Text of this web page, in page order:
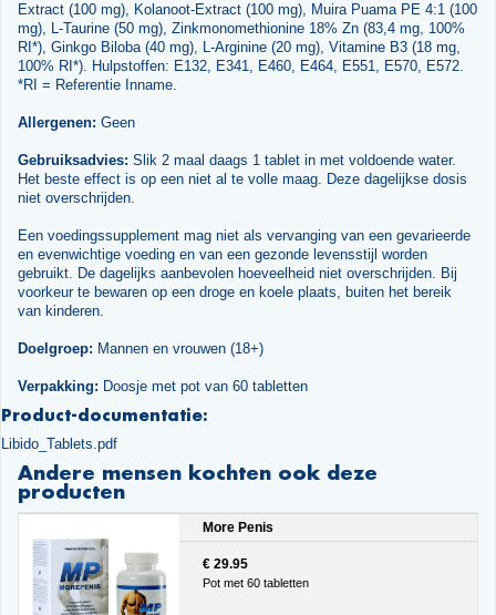
Extract (100 mg), Kolanoot-Extract (100 mg), Muira Puama PE 4:1 (100
mg), L-Taurine (50 mg), Zinkmonomethionine 18% Zn (83,4 mg, 100%
RI*), Ginkgo Biloba (40 mg), L-Arginine (20 mg), Vitamine B3 (18 mg,
100% RI*). Hulpstoffen: E132, E341, E460, E464, E551, E570, E572.
*RI = Referentie Inname.
Allergenen: Geen
Gebruiksadvies: Slik 2 maal daags 1 tablet in met voldoende water.
Het beste effect is op een niet al te volle maag. Deze dagelijkse dosis
niet overschrijden.
Een voedingssupplement mag niet als vervanging van een gevarieerde
en evenwichtige voeding en van een gezonde levensstijl worden
gebruikt. De dagelijks aanbevolen hoeveelheid niet overschrijden. Bij
voorkeur te bewaren op een droge en koele plaats, buiten het bereik
van kinderen.
Doelgroep: Mannen en vrouwen (18+)
Verpakking: Doosje met pot van 60 tabletten
Product-documentatie:
Libido_Tablets.pdf
Andere mensen kochten ook deze
producten
More Penis
€ 29.95
Pot met 60 tabletten